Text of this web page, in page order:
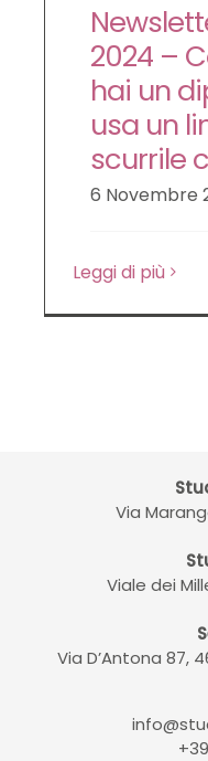
2024 –
hai un
usa un
scurrile
6 Novembre
Leggi di più
Via
Viale dei
Via D’Antona 87,